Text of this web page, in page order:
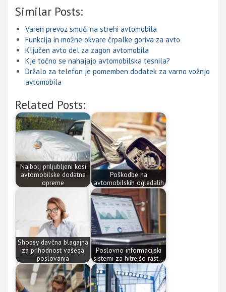
Similar Posts:
Varen prevoz smuči na strehi avtomobila
Funkcija in možne okvare črpalke goriva za avto
Ključen avto del za zagon avtomobila
Kje točno se nahajajo avtomobilska tesnila?
Držalo za telefon je pomemben dodatek za varno vožnjo
avtomobila
Related Posts:
Najbolj priljubljeni kosi
avtomobilske dodatne
opreme
Poškodbe na
avtomobilskih ogledalih
Shopsy davčna blagajna
za prihodnost vašega
poslovanja
Poslovno informacijski
sistemi za hitrejšo rast…